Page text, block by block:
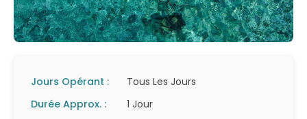
Jours Opérant :
Tous Les Jours
Durée Approx. :
1 Jour